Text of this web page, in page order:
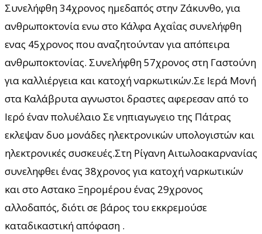
Συνελήφθη 34χρονος ημεδαπός στην Ζάκυνθο, για
ανθρωποκτονία ενω στο Κάλφα Αχαΐας συνελήφθη
ενας 45χρονος που αναζητούνταν για απόπειρα
ανθρωποκτονίας. Συνελήφθη 57χρονος στη Γαστούνη
για καλλιέργεια και κατοχή ναρκωτικών.Σε Ιερά Μονή
στα Καλάβρυτα αγνωστοι δραστες αφερεσαν από το
Ιερό έναν πολυέλαιο Σε νηπιαγωγειο της Πάτρας
εκλεψαν δυο μονάδες ηλεκτρονικών υπολογιστών και
ηλεκτρονικές συσκευές.Στη Ρίγανη Αιτωλοακαρνανίας
συνεληφθει ένας 38χρονος για κατοχή ναρκωτικών
και στο Αστακο Ξηρομέρου ένας 29χρονος
αλλοδαπός, διότι σε βάρος του εκκρεμούσε
καταδικαστική απόφαση .